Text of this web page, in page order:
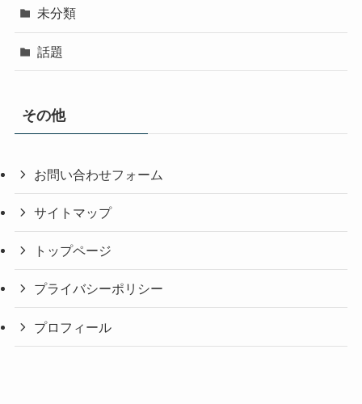
未分類
話題
その他
お問い合わせフォーム
サイトマップ
トップページ
プライバシーポリシー
プロフィール